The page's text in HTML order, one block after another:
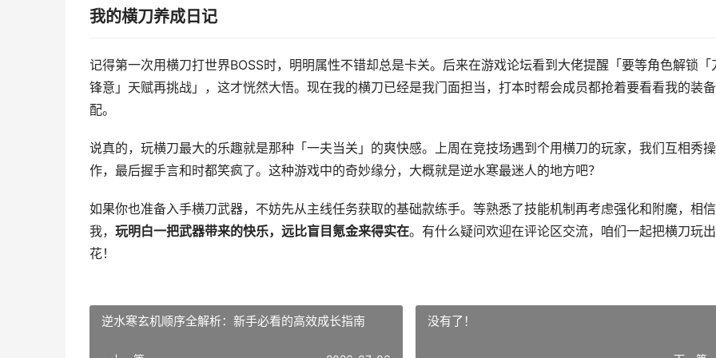
我的横刀养成日记
记得第一次用横刀打世界BOSS时，明明属性不错却总是卡关。后来在游戏论坛看到大佬提醒「要等角色解锁「
锋意」天赋再挑战」，这才恍然大悟。现在我的横刀已经是我门面担当，打本时帮会成员都抢着要看看我的装
配。
说真的，玩横刀最大的乐趣就是那种「一夫当关」的爽快感。上周在竞技场遇到个用横刀的玩家，我们互相秀操
作，最后握手言和时都笑疯了。这种游戏中的奇妙缘分，大概就是逆水寒最迷人的地方吧？
如果你也准备入手横刀武器，不妨先从主线任务获取的基础款练手。等熟悉了技能机制再考虑强化和附魔，相信
我， 玩明白一把武器带来的快乐，远比盲目氪金来得实在。有什么疑问欢迎在评论区交流，咱们一起把横刀玩出
花！
逆水寒玄机顺序全解析：新手必看的高效成长指南 没有了！